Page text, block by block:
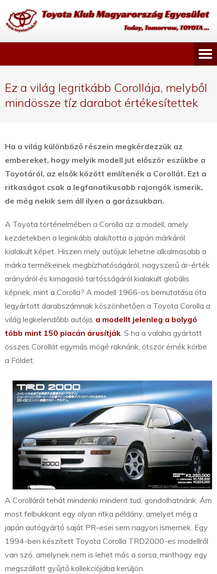
Ez a világ legritkább Corollája, melyből
mindössze tíz darabot értékesítettek
Ha a világ különböző részein megkérdezzük az
embereket, hogy melyik modell jut először eszükbe a
Toyotáról, az elsők között említenék a Corollát. Ezt a
ritkaságot csak a legfanatikusabb rajongók ismerik,
de még nekik sem áll ilyen a garázsukban.
A Toyota történelmében a Corolla az a modell, amely
kezdetekben a leginkább alakította a japán márkáról
kialakult képet. Hiszen mely autójuk lehetne alkalmasabb a
márka termékeinek megbízhatóságáról, nagyszerű ár-érték
arányáról és kimagasló tartósságáról kialakult globális
képnek, mint a Corolla? A modell 1966-os bemutatása óta
legyártott darabszámnak köszönhetően a Toyota Corolla a
világ legkelendőbb autója, a modellt jelenleg a bolygó
több mint 150 piacán árusítják. S ha a valaha gyártott
összes Corollát egymás mögé raknánk, ötször érnék körbe
a Földet.
A Corolláról tehát mindenki mindent tud, gondolhatnánk. Ám
most felbukkant egy olyan ritka példány, amelyet még a
japán autógyártó saját PR-esei sem nagyon ismernek. Egy
1994-ben készített Toyota Corolla TRD2000-es modellről
van szó, amelynek nem is lehet más a sorsa, minthogy egy
megszállott gyűjtő kollekciójába kerüljön.